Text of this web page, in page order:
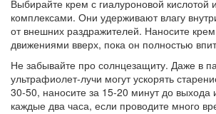
Выбирайте крем с гиалуроновой
комплексами. Они удерживают влагу
от внешних раздражителей. Наносите
движениями вверх, пока он полностью
Не забывайте про солнцезащиту. Даже в
ультрафиолет‑лучи могут ускорять
30‑50, наносите за 15‑20 минут до выхода
каждые два часа, если проводите много